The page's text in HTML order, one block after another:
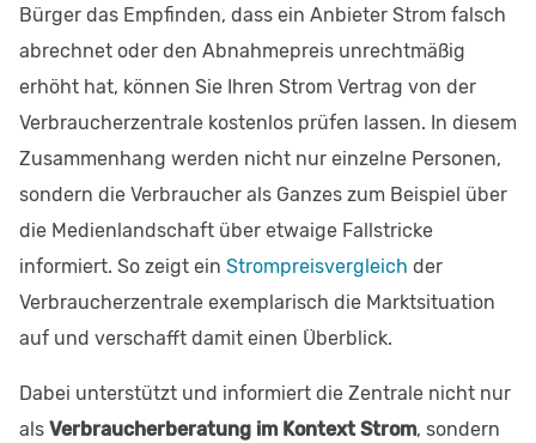
Bürger das Empfinden, dass ein Anbieter Strom falsch
abrechnet oder den Abnahmepreis unrechtmäßig
erhöht hat, können Sie Ihren Strom Vertrag von der
Verbraucherzentrale kostenlos prüfen lassen. In diesem
Zusammenhang werden nicht nur einzelne Personen,
sondern die Verbraucher als Ganzes zum Beispiel über
die Medienlandschaft über etwaige Fallstricke
informiert. So zeigt ein Strompreisvergleich der
Verbraucherzentrale exemplarisch die Marktsituation
auf und verschafft damit einen Überblick.
Dabei unterstützt und informiert die Zentrale nicht nur
als Verbraucherberatung im Kontext Strom, sondern